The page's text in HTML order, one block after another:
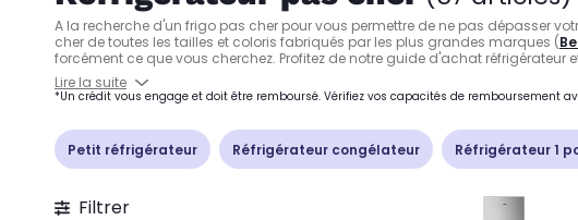
A la recherche d'un frigo pas cher pour vous permettre de ne pas dépasser
cher de toutes les tailles et coloris fabriqués par les plus grandes marques (
forcément ce que vous cherchez. Profitez de notre guide d'achat
Lire la suite
*Un crédit vous engage et doit être remboursé. Vérifiez vos capacités de remboursement
Petit réfrigérateur Réfrigérateur congélateur Réfrigérateur 1
Filtrer